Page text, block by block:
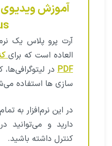
آرت پرو پلاس یک
العاده است که برای
PDF در
سازی ها استفاده
در این نرم‌افزار به
کنترل داشته باشید.